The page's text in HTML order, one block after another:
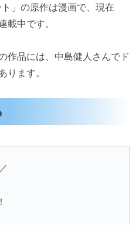
」の原作は漫画で、現在
載中です。
作品には、中島健人さんでド
ります。